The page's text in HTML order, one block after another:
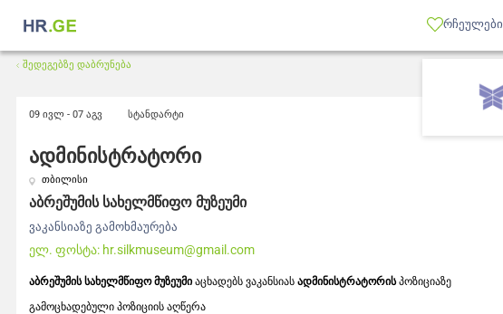
რჩეულები
შედეგებზე დაბრუნება
09 ივლ -07 აგვ სტანდარტი
ადმინისტრატორი
თბილისი
აბრეშუმის სახელმწიფო მუზეუმი
ვაკანსიაზე გამოხმაურება
ელ. ფოსტა: hr.silkmuseum@gmail.com
აბრეშუმის სახელმწიფო მუზეუმი აცხადებს ვაკანსიასადმინისტრატორისპოზიციაზე
გამოცხადებული პოზიციის აღწერა